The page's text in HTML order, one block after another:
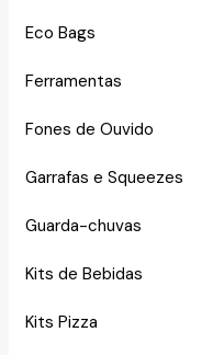
Eco Bags
Ferramentas
Fones de Ouvido
Garrafas e Squeezes
Guarda-chuvas
Kits de Bebidas
Kits Pizza